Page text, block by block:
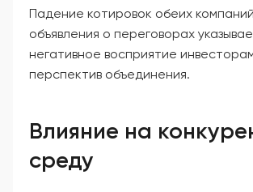
Падение котировок обеих
объявления о переговорах
негативное восприятие
перспектив объединения.
Влияние на
среду